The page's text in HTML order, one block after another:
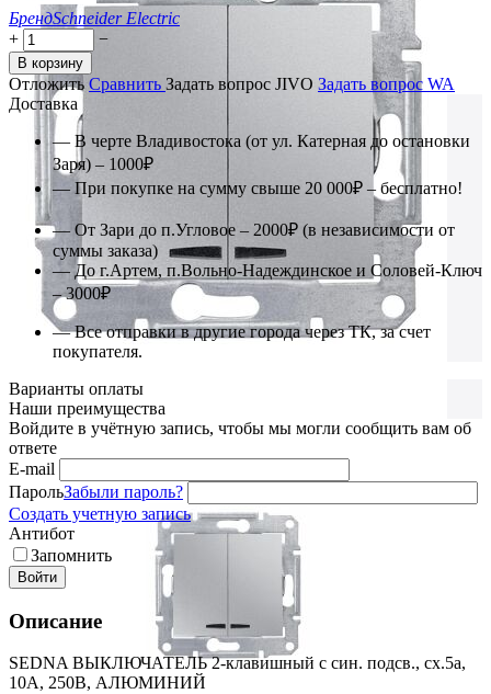
БрендSchneider Electric
+
−
В корзину
Отложить Сравнить Задать вопрос JIVO Задать вопрос WA
Доставка
— В черте Владивостока (от ул. Катерная до остановки
Заря) – 1000₽
— При покупке на сумму свыше 20 000₽ – бесплатно!
— От Зари до п.Угловое – 2000₽ (в независимости от
суммы заказа)
— До г.Артем, п.Вольно-Надеждинское и Соловей-Ключ
– 3000₽
— Все отправки в другие города через ТК, за счет
покупателя.
Варианты оплаты
Наши преимущества
Войдите в учётную запись, чтобы мы могли сообщить вам об
ответе
E-mail
ПарольЗабыли пароль?
Создать учетную запись
Антибот
Запомнить
Войти
Описание
SEDNA ВЫКЛЮЧАТЕЛЬ 2-клавишный с син. подсв., сх.5а,
10А, 250В, АЛЮМИНИЙ